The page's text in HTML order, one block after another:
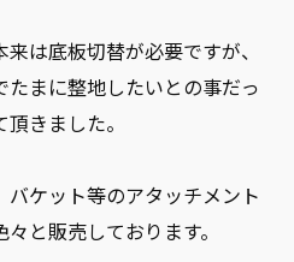
は底板切替が必要ですが、
まに整地したいとの事だっ
きました。
ケット等のアタッチメント
と販売しております。